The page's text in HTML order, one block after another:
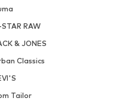
RAW
& JONES
Classics
Tailor